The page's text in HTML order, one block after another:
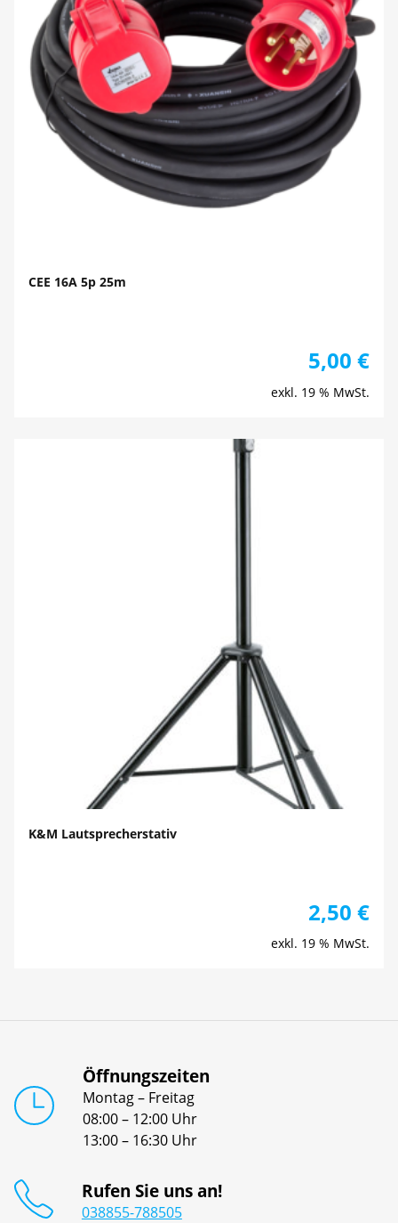
CEE 16A 5p 25m
5,00 €
exkl. 19 % MwSt.
K&M Lautsprecherstativ
2,50 €
exkl. 19 % MwSt.
Öffnungszeiten
Montag – Freitag
08:00 – 12:00 Uhr
13:00 – 16:30 Uhr
Rufen Sie uns an!
038855-788505